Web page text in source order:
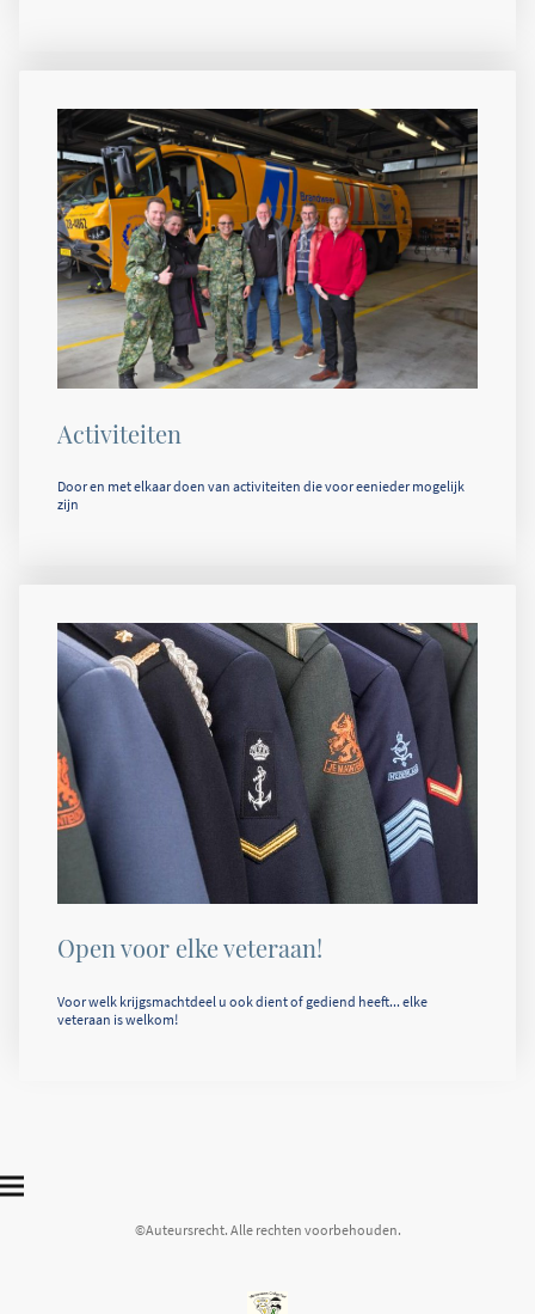
Activiteiten
Door en met elkaar doen van activiteiten die voor eenieder mogelijk
zijn
Open voor elke veteraan!
Voor welk krijgsmachtdeel u ook dient of gediend heeft... elke
veteraan is welkom!
©Auteursrecht. Alle rechten voorbehouden.